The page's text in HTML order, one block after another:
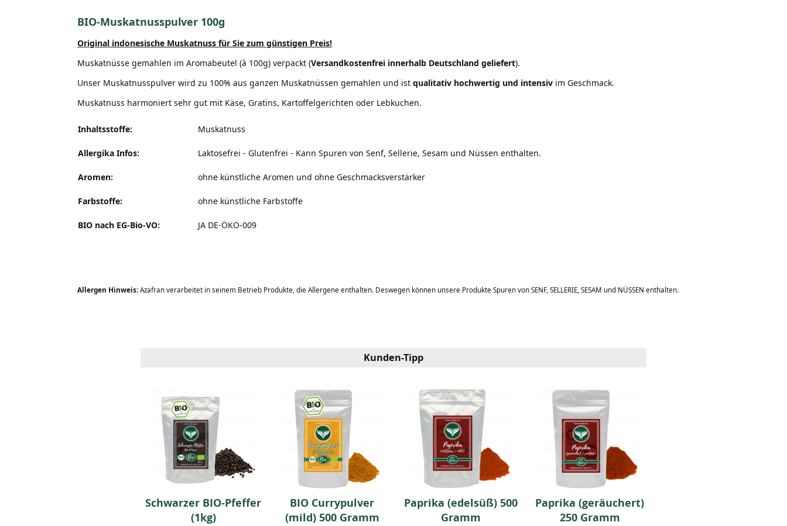
BIO-Muskatnusspulver 100g
Original indonesische Muskatnuss für Sie zum günstigen Preis!
Muskatnüsse gemahlen im Aromabeutel (à 100g) verpackt (Versandkostenfrei innerhalb Deutschland geliefert).
Unser Muskatnusspulver wird zu 100% aus ganzen Muskatnüssen gemahlen und ist qualitativ hochwertig und intensiv im Geschmack.
Muskatnuss harmoniert sehr gut mit Käse, Gratins, Kartoffelgerichten oder Lebkuchen.
Inhaltsstoffe: Muskatnuss
Allergika Infos: Laktosefrei - Glutenfrei - Kann Spuren von Senf, Sellerie, Sesam und Nüssen enthalten.
Aromen: ohne künstliche Aromen und ohne Geschmacksverstärker
Farbstoffe: ohne künstliche Farbstoffe
BIO nach EG-Bio-VO: JA DE-ÖKO-009
Allergen Hinweis: Azafran verarbeitet in seinem Betrieb Produkte, die Allergene enthalten. Deswegen können unsere Produkte Spuren von SENF, SELLERIE, SESAM und NÜSSEN enthalten.
Kunden-Tipp
Schwarzer BIO-Pfeffer
(1kg)
BIO Currypulver
(mild) 500 Gramm
Paprika (edelsüß) 500
Gramm
Paprika (geräuchert)
250 Gramm